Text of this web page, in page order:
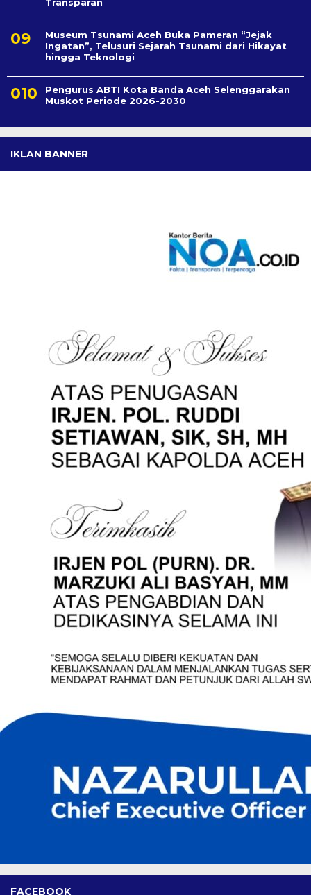
Museum Tsunami Aceh Buka Pameran “Jejak
Ingatan”, Telusuri Sejarah Tsunami dari Hikayat
hingga Teknologi
Pengurus ABTI Kota Banda Aceh Selenggarakan
Muskot Periode 2026-2030
IKLAN BANNER
FACEBOOK